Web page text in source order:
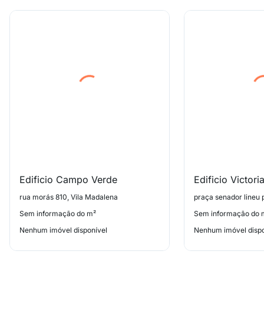
Edificio Campo Verde
rua morás 810, Vila Madalena
Sem informação do m²
Nenhum imóvel disponível
Edificio Victoria
Sem informação do
Nenhum imóvel